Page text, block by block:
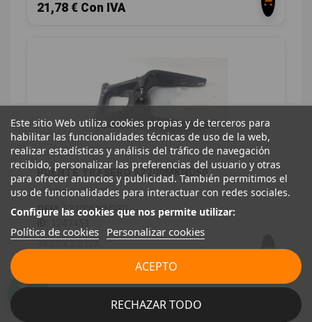
21,78 € Con IVA
PUENTE TRASERO 52200MKND50
HONDA CBR 650R
OEM: 52200MKND50
Este sitio Web utiliza cookies propias y de terceros para
habilitar las funcionalidades técnicas de uso de la web,
realizar estadísticas y análisis del tráfico de navegación
recibido, personalizar las preferencias del usuario y otras
para ofrecer anuncios y publicidad. También permitimos el
uso de funcionalidades para interactuar con redes sociales.
Configure las cookies que nos permite utilizar:
Política de cookies Personalizar cookies
RECHAZAR TODO
ACEPTO